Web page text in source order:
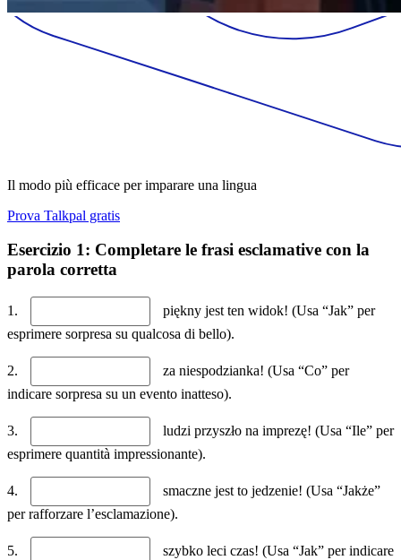
Il modo più efficace per imparare una lingua
Prova Talkpal gratis
Esercizio 1: Completare le frasi esclamative con la
parola corretta
1.
piękny jest ten widok! (Usa “Jak” per
esprimere sorpresa su qualcosa di bello).
2.
za niespodzianka! (Usa “Co” per
indicare sorpresa su un evento inatteso).
3.
ludzi przyszło na imprezę! (Usa “Ile” per
esprimere quantità impressionante).
4.
smaczne jest to jedzenie! (Usa “Jakże”
per rafforzare l’esclamazione).
5.
szybko leci czas! (Usa “Jak” per indicare